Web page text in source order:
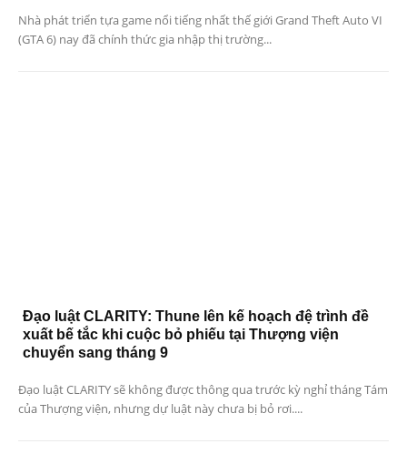
Nhà phát triển tựa game nổi tiếng nhất thế giới Grand Theft Auto VI
(GTA 6) nay đã chính thức gia nhập thị trường...
Đạo luật CLARITY: Thune lên kế hoạch đệ trình đề
xuất bế tắc khi cuộc bỏ phiếu tại Thượng viện
chuyển sang tháng 9
Đạo luật CLARITY sẽ không được thông qua trước kỳ nghỉ tháng Tám
của Thượng viện, nhưng dự luật này chưa bị bỏ rơi....